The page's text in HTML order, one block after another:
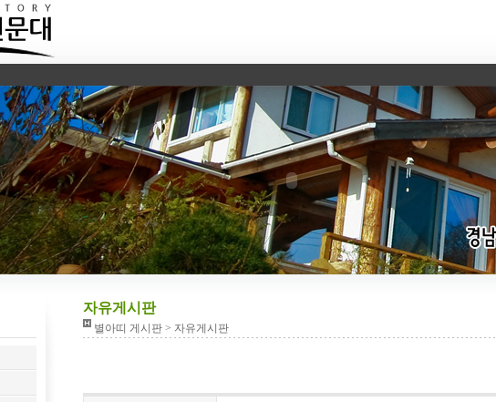
자유게시판
별아띠 게시판 > 자유게시판